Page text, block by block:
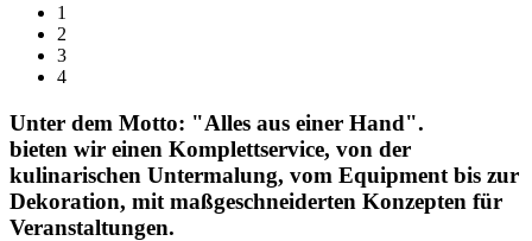
1
2
3
4
Unter dem Motto: "Alles aus einer Hand".
bieten wir einen Komplettservice, von der
kulinarischen Untermalung, vom Equipment bis zur
Dekoration, mit maßgeschneiderten Konzepten für
Veranstaltungen.